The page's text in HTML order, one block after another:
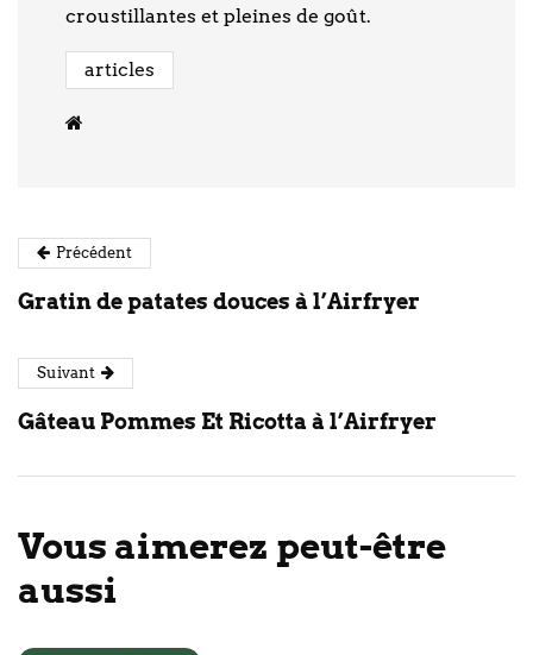
croustillantes et pleines de goût.
articles
Précédent
Gratin de patates douces à l’Airfryer
Suivant
Gâteau Pommes Et Ricotta à l’Airfryer
Vous aimerez peut-être
aussi